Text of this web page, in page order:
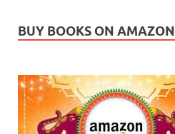
BUY BOOKS ON AMAZON